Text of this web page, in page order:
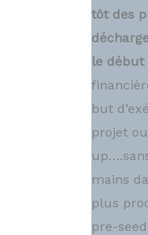
tôt des
le début
but
projet
mains
plus
pre-